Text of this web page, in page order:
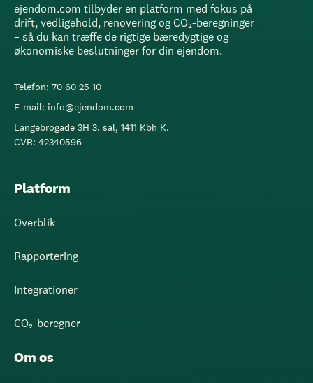
ejendom.com tilbyder en platform med fokus på
drift, vedligehold, renovering og CO₂-beregninger
– så du kan træffe de rigtige bæredygtige og
økonomiske beslutninger for din ejendom.
Telefon: 70 60 25 10
E-mail: info@ejendom.com
Langebrogade 3H 3. sal, 1411 Kbh K.
CVR: 42340596
Platform
Overblik
Rapportering
Integrationer
CO₂-beregner
Om os